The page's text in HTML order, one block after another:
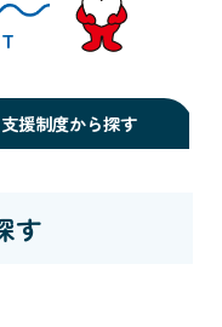
支援制度から探す
す